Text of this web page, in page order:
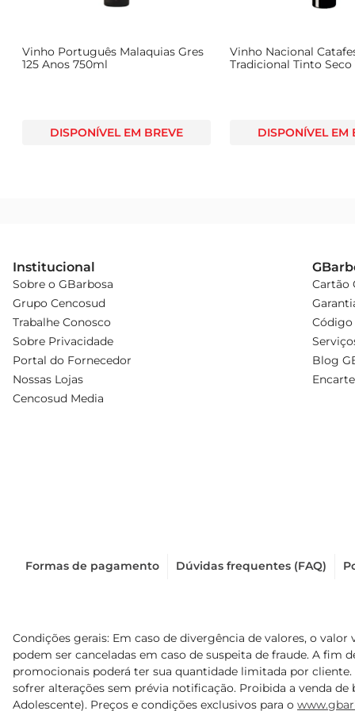
Vinho Português Malaquias Gres
125 Anos 750ml
DISPONÍVEL EM BREVE
Vinho Nacional
Tradicional Tinto Seco
DISPONÍVEL EM
Institucional
Sobre o GBarbosa
Grupo Cencosud
Trabalhe Conosco
Sobre Privacidade
Portal do Fornecedor
Nossas Lojas
Cencosud Media
Cartão
Código
Blog
Formas de pagamento Dúvidas frequentes (FAQ)
Condições gerais: Em caso de divergência de valores, o
podem ser canceladas em caso de suspeita de fraude. A
promocionais poderá ter sua quantidade limitada por
sofrer alterações sem prévia notificação. Proibida a venda de
Adolescente). Preços e condições exclusivos para o